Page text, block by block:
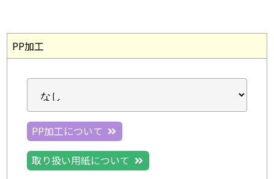
PP加工
PP加工について
取り扱い用紙について